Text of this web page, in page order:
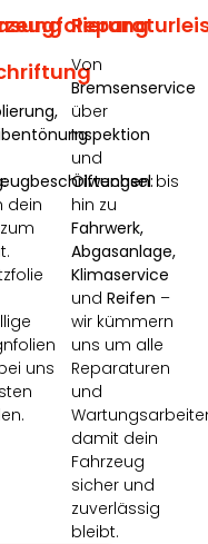
dein
uns
Von
Bremsenservice
über
Inspektion
und
Ölwechsel bis
hin zu
Fahrwerk,
Abgasanlage,
Klimaservice
und Reifen –
wir kümmern
uns um alle
Reparaturen
und
damit dein
Fahrzeug
sicher und
zuverlässig
bleibt.